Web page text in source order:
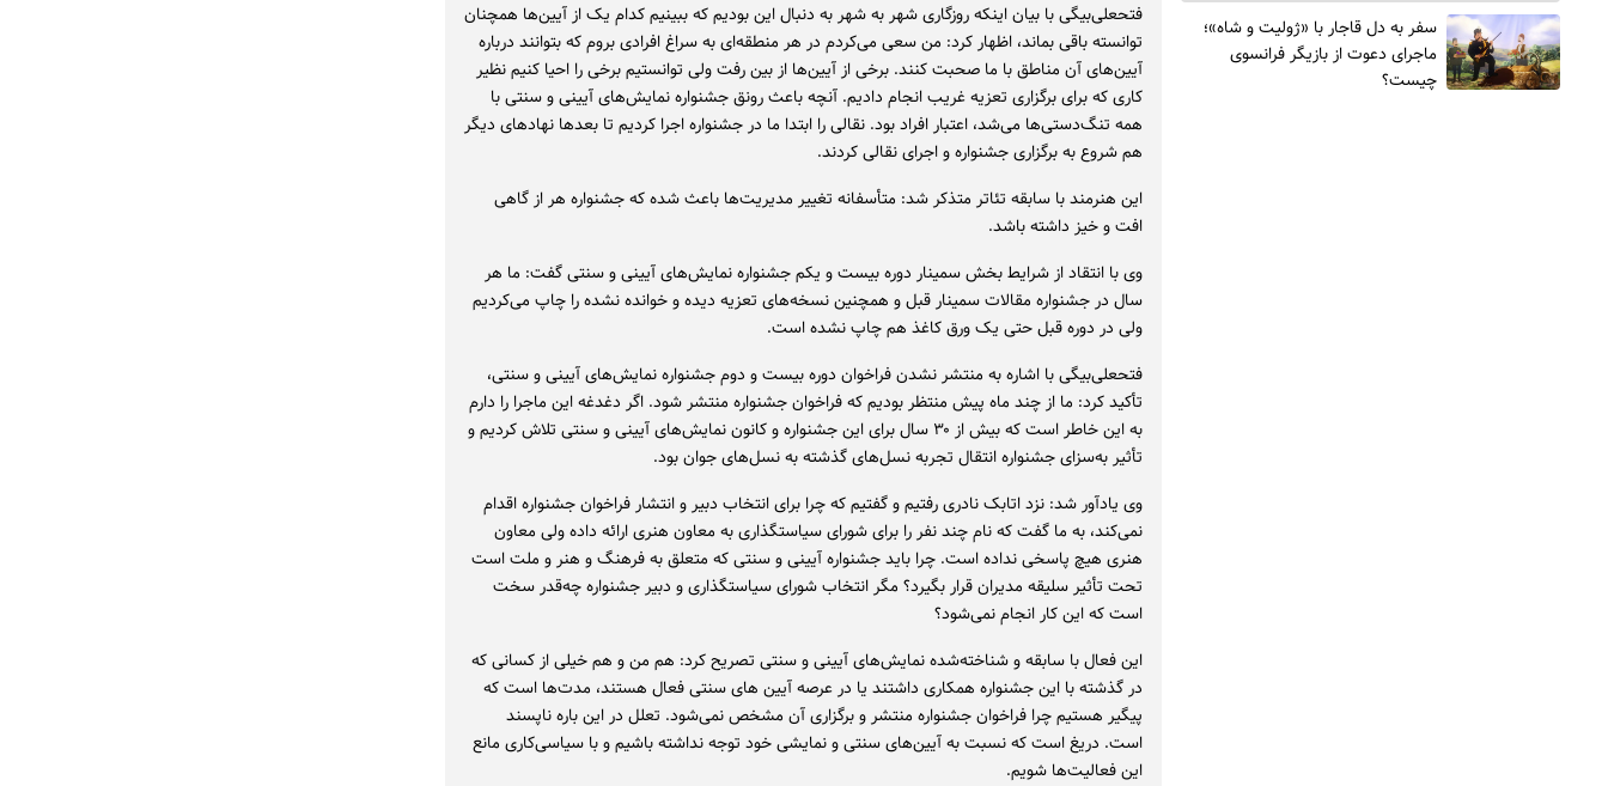
فتحعلی‌بیگی با بیان اینکه روزگاری شهر به شهر به دنبال این بودیم که ببینیم کدام یک از آیین‌ها همچنان
توانسته باقی بماند، اظهار کرد: من سعی می‌کردم در هر منطقه‌ای به سراغ افرادی بروم که بتوانند درباره
آیین‌های آن مناطق با ما صحبت کنند. برخی از آیین‌ها از بین رفت ولی توانستیم برخی را احیا کنیم نظیر
کاری که برای برگزاری تعزیه غریب انجام دادیم. آنچه باعث رونق جشنواره نمایش‌های آیینی و سنتی با
همه تنگ‌دستی‌ها می‌شد، اعتبار افراد بود. نقالی را ابتدا ما در جشنواره اجرا کردیم تا بعدها نهادهای دیگر
هم شروع به برگزاری جشنواره و اجرای نقالی کردند.
این هنرمند با سابقه تئاتر متذکر شد: متأسفانه تغییر مدیریت‌ها باعث شده که جشنواره هر از گاهی
افت و خیز داشته باشد.
وی با انتقاد از شرایط بخش سمینار دوره بیست و یکم جشنواره نمایش‌های آیینی و سنتی گفت: ما هر
سال در جشنواره مقالات سمینار قبل و همچنین نسخه‌های تعزیه دیده و خوانده نشده را چاپ می‌کردیم
ولی در دوره قبل حتی یک ورق کاغذ هم چاپ نشده است.
فتحعلی‌بیگی با اشاره به منتشر نشدن فراخوان دوره بیست و دوم جشنواره نمایش‌های آیینی و سنتی،
تأکید کرد: ما از چند ماه پیش منتظر بودیم که فراخوان جشنواره منتشر شود. اگر دغدغه این ماجرا را دارم
به این خاطر است که بیش از ۳۰ سال برای این جشنواره و کانون نمایش‌های آیینی و سنتی تلاش کردیم و
تأثیر به‌سزای جشنواره انتقال تجربه نسل‌های گذشته به نسل‌های جوان بود.
وی یادآور شد: نزد اتابک نادری رفتیم و گفتیم که چرا برای انتخاب دبیر و انتشار فراخوان جشنواره اقدام
نمی‌کند، به ما گفت که نام چند نفر را برای شورای سیاستگذاری به معاون هنری ارائه داده ولی معاون
هنری هیچ پاسخی نداده است. چرا باید جشنواره آیینی و سنتی که متعلق به فرهنگ و هنر و ملت است
تحت تأثیر سلیقه مدیران قرار بگیرد؟ مگر انتخاب شورای سیاستگذاری و دبیر جشنواره چه‌قدر سخت
است که این کار انجام نمی‌شود؟
این فعال با سابقه و شناخته‌شده نمایش‌های آیینی و سنتی تصریح کرد: هم من و هم خیلی از کسانی که
در گذشته با این جشنواره همکاری داشتند یا در عرصه آیین های سنتی فعال هستند، مدت‌ها است که
پیگیر هستیم چرا فراخوان جشنواره منتشر و برگزاری آن مشخص نمی‌شود. تعلل در این باره ناپسند
است. دریغ است که نسبت به آیین‌های سنتی و نمایشی خود توجه نداشته باشیم و با سیاسی‌کاری مانع
این فعالیت‌ها شویم.
سفر به دل قاجار با «ژولیت و شاه»؛
ماجرای دعوت از ‌بازیگر فرانسوی
چیست؟